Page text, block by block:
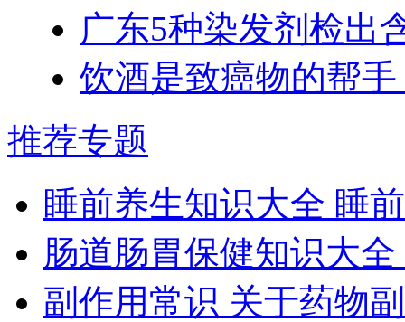
广东5种染发剂检出
饮酒是致癌物的帮手
推荐专题
睡前养生知识大全 睡
肠道肠胃保健知识大
副作用常识 关于药物